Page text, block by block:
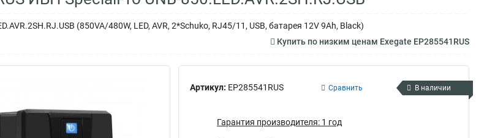
(850VA/480W, LED, AVR, 2*Schuko, RJ45/11, USB, батарея 12V 9Ah, Black)
Купить по низким ценам Exegate EP285541RUS
Артикул: EP285541RUS Сравнить В наличии
Гарантия производителя: 1 год